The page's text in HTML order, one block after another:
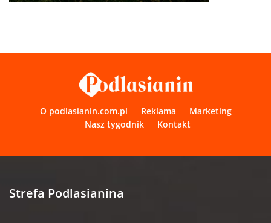
O podlasianin.com.pl Reklama
Marketing
Nasz tygodnik
Kontakt
Strefa Podlasianina